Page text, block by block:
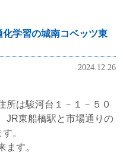
学習の城南コベッツ東
2024.12.26
所は駿河台１－１－５０
JR東船橋駅と市場通りの
。
ます。